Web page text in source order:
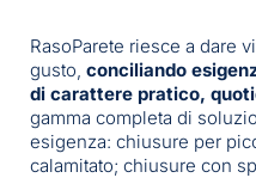
RasoParete riesce a dare
gusto, conciliando
di carattere pratico,
gamma completa di
esigenza: chiusure per
calamitato; chiusure con